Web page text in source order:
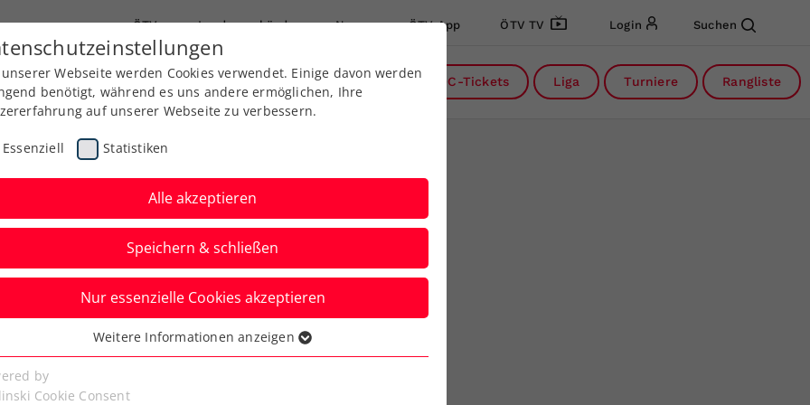
ÖTV Landesverbände News ÖTV App ÖTV TV Login Suchen
Ausbildung Services Über uns Kreise DC-Tickets Liga Turniere Rangliste
Grabher setzt
Siegesserie fort
Webseite werden Cookies verwendet. Einige davon werden
benötigt, während es uns andere ermöglichen, Ihre
auf unserer Webseite zu verbessern.
Essenziell Statistiken
Alle akzeptieren
Speichern & schließen
Nur essenzielle Cookies akzeptieren
Cookies werden für grundlegende Funktionen der
benötigt. Dadurch ist gewährleistet, dass die Webseite
Weitere Informationen anzeigen
by
Cookie Consent